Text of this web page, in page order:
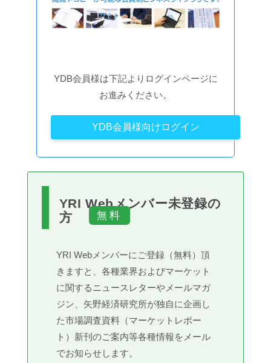
YDB会員様は下記よりログインページに
お進みください。
YDB会員様向けログイン
YRI Webメンバー未登録の
方
YRI Webメンバーにご登録（無料）頂
きますと、各種業界およびマーケット
に関するニュースレターやメールマガ
ジン、矢野経済研究所が独自に企画し
た市場調査資料（マーケットレポー
ト）新刊のご案内等各種情報をメール
でお知らせします。